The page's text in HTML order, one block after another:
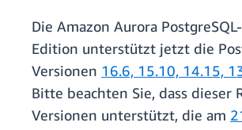
Die Amazon Aurora
Edition unterstützt jetzt die
Versionen 16.6, 15.10, 14.15,
Bitte beachten Sie, dass dieser
Versionen unterstützt, die am